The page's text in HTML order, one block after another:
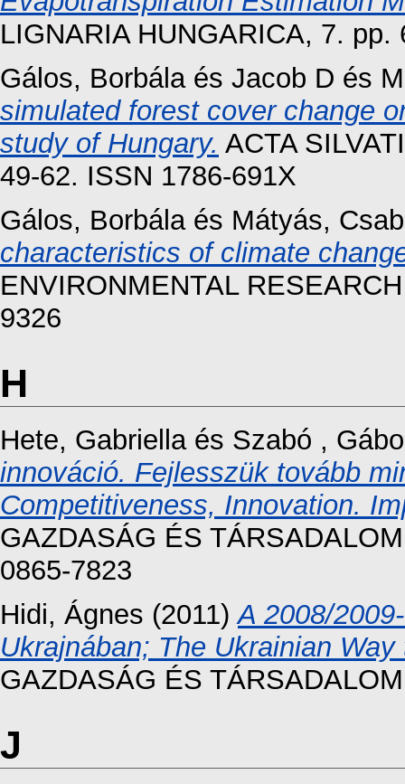
LIGNARIA HUNGARICA, 7.
Gálos, Borbálaés Jacob D és
simulated forest cover change
study of Hungary. ACTA
49-62. ISSN 1786-691X
Gálos, Borbálaés Mátyás,
characteristics of climate
ENVIRONMENTAL
9326
H
Hete, Gabriellaés Szabó ,
innováció. Fejlesszük tovább
Competitiveness, Innovation.
GAZDASÁG ÉS
0865-7823
Hidi, Ágnes (2011)A 2008/
Ukrajnában; The Ukrainian
GAZDASÁG ÉS
J